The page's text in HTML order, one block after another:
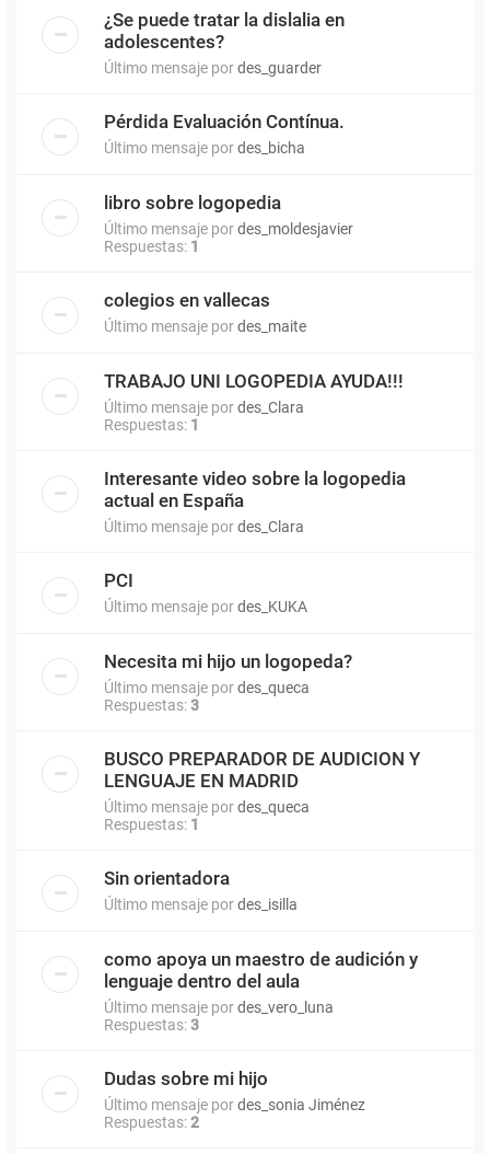
¿Se puede tratar la dislalia en
adolescentes?
Último mensaje pordes_guarder
Pérdida Evaluación Contínua.
Último mensaje pordes_bicha
libro sobre logopedia
Último mensaje pordes_moldesjavier
Respuestas: 1
colegios en vallecas
Último mensaje pordes_maite
TRABAJO UNI LOGOPEDIA AYUDA!!!
Último mensaje pordes_Clara
Respuestas: 1
Interesante video sobre la logopedia
actual en España
Último mensaje pordes_Clara
PCI
Último mensaje pordes_KUKA
Necesita mi hijo un logopeda?
Último mensaje pordes_queca
Respuestas:3
BUSCO PREPARADOR DE AUDICION Y
LENGUAJE EN MADRID
Último mensaje pordes_queca
Respuestas: 1
Sin orientadora
Último mensaje pordes_isilla
como apoya un maestro de audición y
lenguaje dentro del aula
Último mensaje pordes_vero_luna
Respuestas:3
Dudas sobre mi hijo
Último mensaje pordes_sonia Jiménez
Respuestas:2